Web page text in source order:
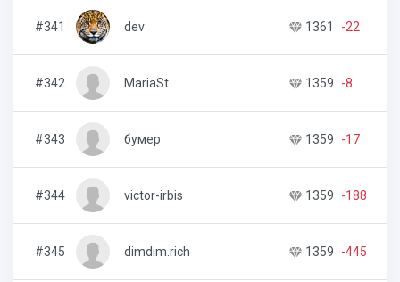
#341 dev 1361 -22
#342 MariaSt 1359 -8
#343 бумер 1359 -17
#344 victor-irbis 1359 -188
#345 dimdim.rich 1359 -445